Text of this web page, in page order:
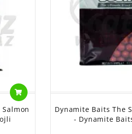
Dynamite Baits The
- Dynamite